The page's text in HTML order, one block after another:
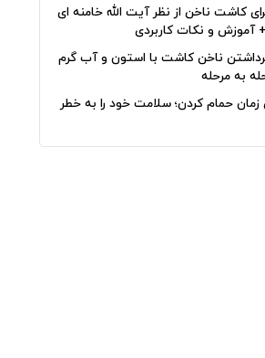
کاشت ناخن از نظر آیت الله خامنه ای
آموزش و نکات کاربردی
ناخن کاشت با استون و آب گرم
به مرحله
حمام کردن؛ سلامت خود را به خطر